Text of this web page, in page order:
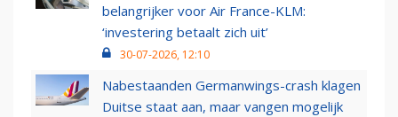
belangrijker voor Air France-KLM:
‘investering betaalt zich uit’
30-07-2026, 12:10
Nabestaanden Germanwings-crash klagen
Duitse staat aan, maar vangen mogelijk